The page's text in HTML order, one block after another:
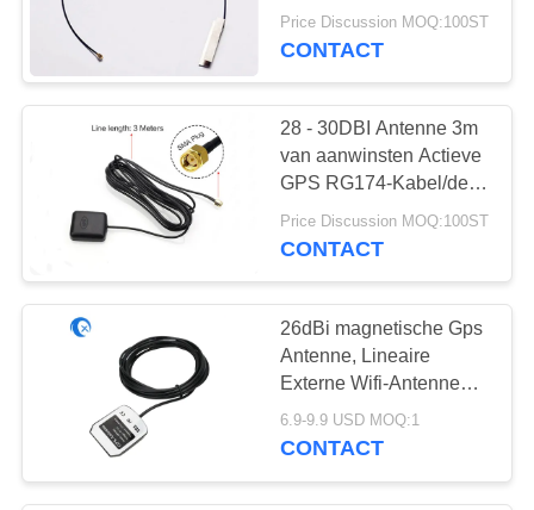
PRIVACY
POLICY
Antenne van het
Metaalblad
Price Discussion MOQ:100ST
CONTACT
28 - 30DBI Antenne 3m
van aanwinsten Actieve
GPS RG174-Kabel/de
Mannelijke Schakelaar
van SMA
Price Discussion MOQ:100ST
CONTACT
26dBi magnetische Gps
Antenne, Lineaire
Externe Wifi-Antenne
SMA-Schakelaar
6.9-9.9 USD MOQ:1
CONTACT